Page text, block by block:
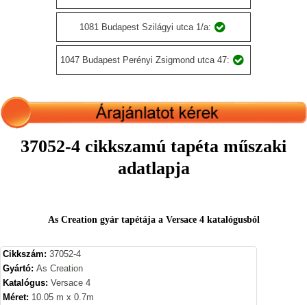
1081 Budapest Szilágyi utca 1/a:
1047 Budapest Perényi Zsigmond utca 47:
37052-4 cikkszamú tapéta műszaki
adatlapja
As Creation gyár tapétája a Versace 4 katalógusból
Cikkszám: 37052-4
Gyártó: As Creation
Katalógus: Versace 4
Méret: 10.05 m x 0.7m